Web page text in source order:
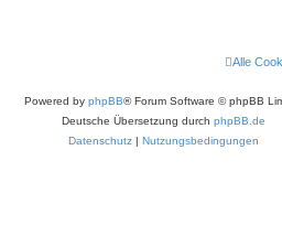
Alle
Powered by phpBB® Forum Software © phpBB
Deutsche Übersetzung durch phpBB.de
Datenschutz | Nutzungsbedingungen